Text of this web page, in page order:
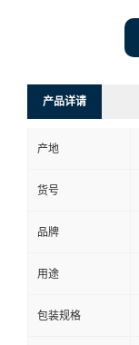
产品详请
产地
货号
品牌
用途
包装规格